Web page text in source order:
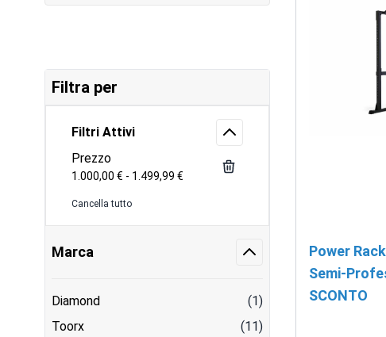
Filtra per
Filtri Attivi
Prezzo
1.000,00 € - 1.499,99 €
Cancella tutto
Marca
Diamond
(1)
Toorx
(11)
Power
Semi-
SCONTO